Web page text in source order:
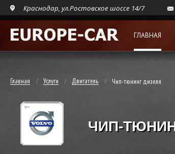
Краснодар, ул.Ростовское шоссе 14/7
ГЛАВНАЯ
Главная Услуги Двигатель Чип-тюнинг дизеля
ЧИП-